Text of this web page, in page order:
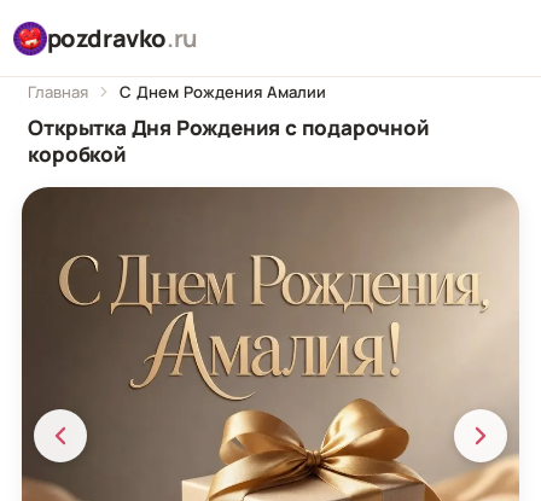
pozdravko.ru
Главная С Днем Рождения Амалии
Открытка Дня Рождения с подарочной
коробкой